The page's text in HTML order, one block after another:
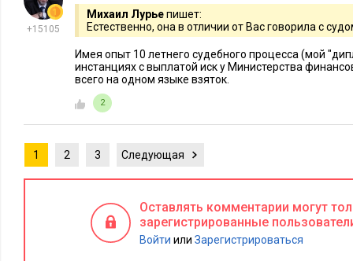
+15105
Михаил Лурьепишет:
Естественно, она в отличии от Вас говорила с
Имея опыт 10 летнего судебного процесса (мой
инстанциях с выплатой иск у Министерства
всего на одном языке взяток.
2
1 2 3 Следующая
Оставлять комментарии могут
зарегистрированные
Войти или Зарегистрироваться